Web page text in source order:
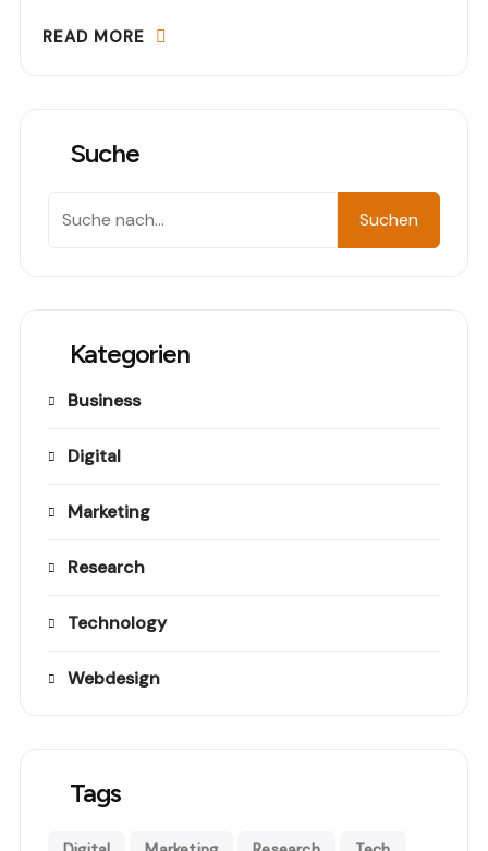
READ MORE
Suche
Suchen
Kategorien
Business
Digital
Marketing
Research
Technology
Webdesign
Tags